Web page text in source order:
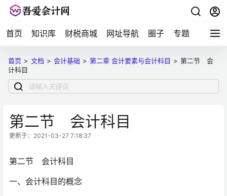
首页 知识库 财税商城 网址导航 圈子 专题 会计问
首页 > 文档 > 会计基础 > 第二章 会计要素与会计科目 > 第二节 会
计科目
第二节 会计科目
更新于：2021-03-27 7:18:37
第二节 会计科目
一、会计科目的概念